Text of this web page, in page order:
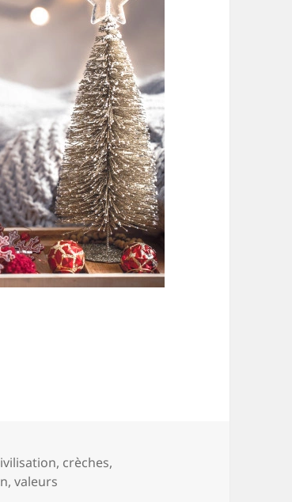
traditions ?
, crèches,
,valeurs